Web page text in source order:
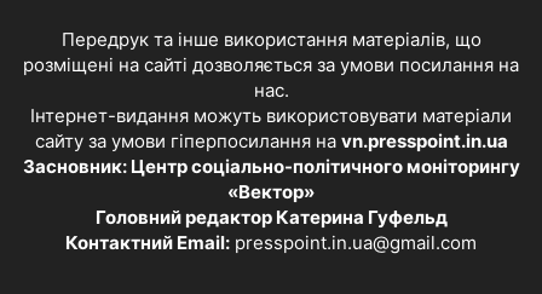
Передрук та інше використання матеріалів, що
розміщені на сайті дозволяється за умови посилання на
нас.
Інтернет-видання можуть використовувати матеріали
сайту за умови гіперпосилання на vn.presspoint.in.ua
Засновник: Центр соціально-політичного моніторингу
«Вектор»
Головний редактор Катерина Гуфельд
Контактний Email: presspoint.in.ua@gmail.com